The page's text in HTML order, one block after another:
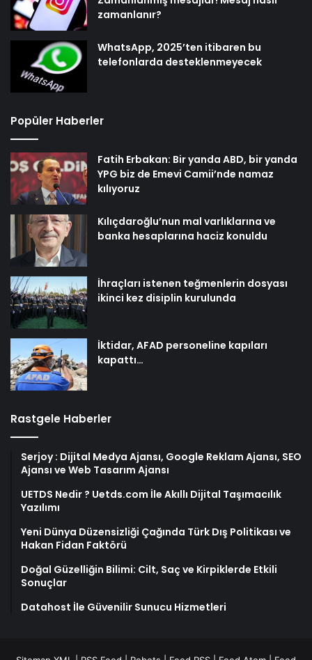
zamanlanır?
WhatsApp, 2025’ten itibaren bu
telefonlarda desteklenmeyecek
Popüler Haberler
Fatih Erbakan: Bir yanda ABD, bir yanda
YPG biz de Emevi Camii’nde namaz
kılıyoruz
Kılıçdaroğlu’nun mal varlıklarına ve
banka hesaplarına haciz konuldu
İhraçları istenen teğmenlerin dosyası
ikinci kez disiplin kurulunda
İktidar, AFAD personeline kapıları
kapattı…
Rastgele Haberler
Serjoy : Dijital Medya Ajansı, Google Reklam Ajansı, SEO
Ajansı ve Web Tasarım Ajansı
UETDS Nedir ? Uetds.com İle Akıllı Dijital Taşımacılık
Yazılımı
Yeni Dünya Düzensizliği Çağında Türk Dış Politikası ve
Hakan Fidan Faktörü
Doğal Güzelliğin Bilimi: Cilt, Saç ve Kirpiklerde Etkili
Sonuçlar
Datahost İle Güvenilir Sunucu Hizmetleri